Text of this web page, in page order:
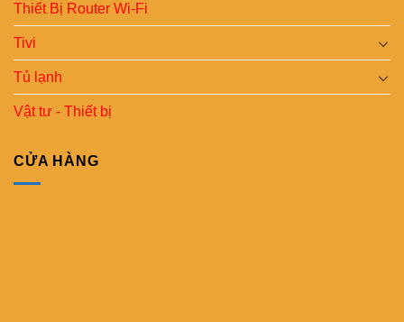
Thiết Bị Router Wi-Fi
Tivi
Tủ lạnh
Vật tư - Thiết bị
CỬA HÀNG